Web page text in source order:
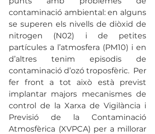
contaminació ambiental: en alguns
se superen els nivells de diòxid de
nitrogen (N02) i de petites
partícules a l’atmosfera (PM10) i en
d’altres tenim episodis de
contaminació d’ozó troposfèric.  Per
fer front a tot això està previst
implantar majors mecanismes de
control de la Xarxa de Vigilància i
Previsió de la Contaminació
Atmosfèrica (XVPCA) per a millorar